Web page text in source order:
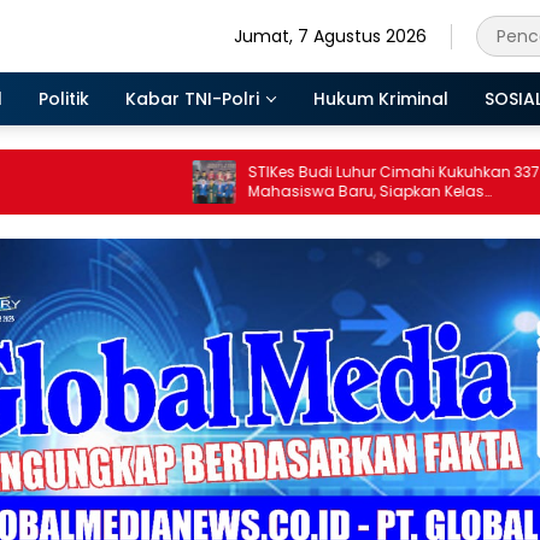
Jumat, 7 Agustus 2026
Politik Kabar TNI-Polri Hukum Kriminal
STIKes Budi Luhur Cimahi Kukuhkan 337
Mahasiswa Baru, Siapkan Kelas
Internasional hingga Student Exchange